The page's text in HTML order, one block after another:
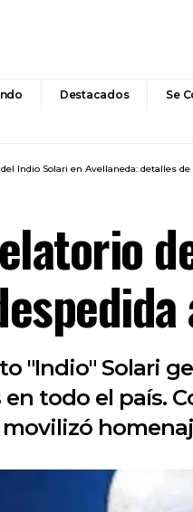
Destacados Se
Indio Solari en Avellaneda: detalles
"Indio" Solari
todo el país.